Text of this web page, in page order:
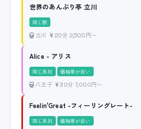
世界のあんぷり亭 立川
同じ駅
立川 20分 2,500円〜
Alice - アリス
同じ系列 価格帯が近い
八王子 30分 7,000円〜
Feelin'Great -フィーリングレート-
同じ系列 価格帯が近い